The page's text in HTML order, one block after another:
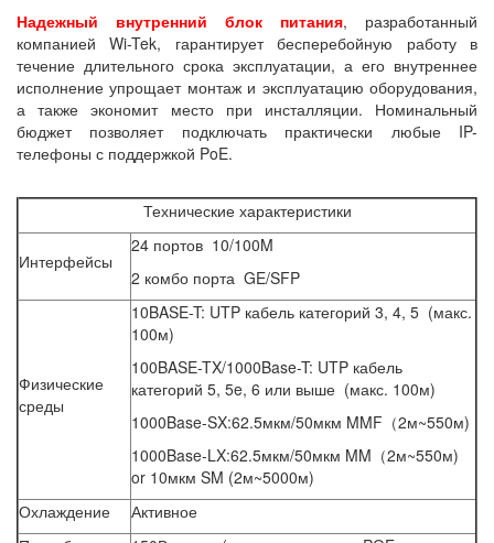
Надежный
внутренний блок питания, разработанный
компанией Wi-Tek, гарантирует бесперебойную работу в
течение длительного срока эксплуатации, а его внутреннее
исполнение упрощает монтаж и эксплуатацию оборудования,
а также экономит место при инсталляции. Номинальный
бюджет позволяет подключать практически любые IP-
телефоны с поддержкой PoE.
Технические характеристики
Интерфейсы
24 портов 10/100M
2 комбо порта GE/SFP
Физические
среды
10BASE-T: UTP кабель категорий 3, 4, 5 (макс.
100м)
100BASE-TX/1000Base-T: UTP кабель
категорий 5, 5e, 6 или выше (макс. 100м)
1000Base-SX:62.5мкм/50мкм MMF（2м~550м)
1000Base-LX:62.5мкм/50мкм MM（2м~550м)
or 10мкм SM (2м~5000м)
Охлаждение
Активное